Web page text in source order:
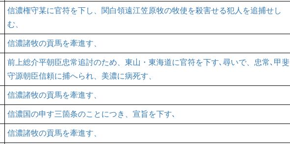
信濃権守某に官符を下し、関白領遠江笠原牧の牧使を殺害せる犯人を追捕せし
む、
信濃諸牧の貢馬を牽進す、
前上総介平朝臣忠常追討のため、東山・東海道に官符を下す､尋いで、忠常､甲斐
守源朝臣信頼に捕へられ、美濃に病死す、
信濃諸牧の貢馬を牽進す、
信濃国の申す三箇条のことにつき、宣旨を下す､
信濃諸牧の貢馬を牽進す、